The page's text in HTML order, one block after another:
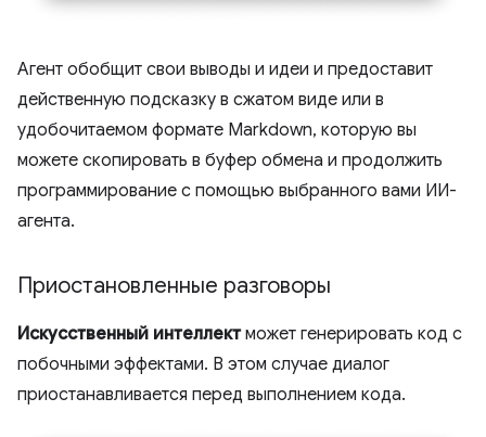
Агент обобщит свои выводы и идеи и предоставит
действенную подсказку в сжатом виде или в
удобочитаемом формате Markdown, которую вы
можете скопировать в буфер обмена и продолжить
программирование с помощью выбранного вами ИИ-
агента.
Приостановленные разговоры
Искусственный интеллектможет генерировать код с
побочными эффектами. В этом случае диалог
приостанавливается перед выполнением кода.